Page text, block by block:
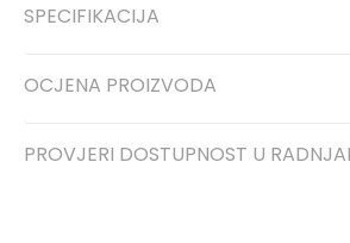
SPECIFIKACIJA
OCJENA PROIZVODA
PROVJERI DOSTUPNOST U